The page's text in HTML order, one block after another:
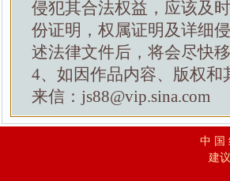
侵犯其合法权益，应该及
份证明，权属证明及详细
述法律文件后，将会尽快
4、如因作品内容、版权
来信：js88@vip.sina.com
中 国
建